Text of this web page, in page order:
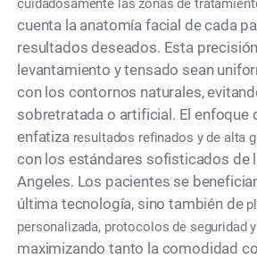
cuidadosamente las zonas de
cuenta la anatomía facial de cada
resultados deseados. Esta
levantamiento y tensado sean
con los contornos naturales,
sobretratada o artificial. El enfoque
enfatiza resultados refinados y de alta
con los estándares sofisticados de
Angeles. Los pacientes se
última tecnología, sino también de
personalizada, protocolos de seguridad
maximizando tanto la comodidad